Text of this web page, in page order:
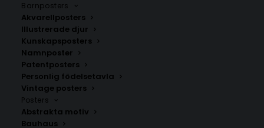
Barnposters
Akvarellposters
Illustrerade djur
Kunskapsposters
Namnposter
Patentposters
Personlig födelsetavla
Vintage posters
Posters
Abstrakta motiv
Bauhaus
Handritad karta över Gjakova i
Välj mellan fyra olika storlekar: 50×70 cm, 40×50 cm,
30×40 cm och 21×30 cm.
Kosovo
ANDRA KÖPTE ÄVEN